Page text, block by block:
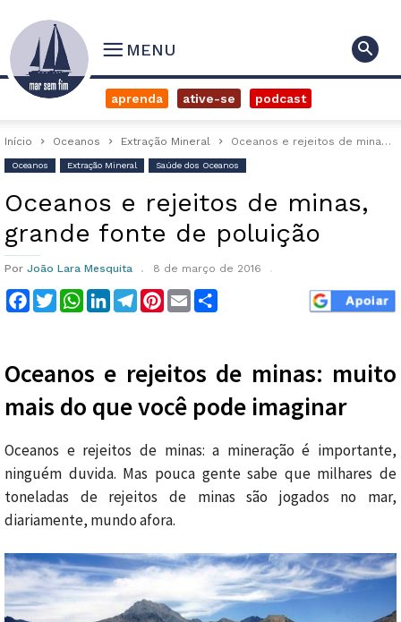
MENU
aprenda ative-se podcast
Início Oceanos Extração Mineral Oceanos e rejeitos de minas, grande fonte de poluição
Oceanos Extração Mineral Saúde dos Oceanos
Oceanos e rejeitos de minas,
grande fonte de poluição
Por João Lara Mesquita 8 de março de 2016
Facebook
TwitterWhatsApp
LinkedInTelegram
Pinterest
Email
Oceanos e rejeitos de minas: muito
mais do que você pode imaginar
Oceanos e rejeitos de minas: a mineração é importante,
ninguém duvida. Mas pouca gente sabe que milhares de
toneladas de rejeitos de minas são jogados no mar,
diariamente, mundo afora.